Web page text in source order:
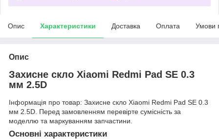
Опис Характеристики Доставка Оплата Умови
Опис
Захисне скло Xiaomi Redmi Pad SE 0.3
мм 2.5D
Інформація про товар: Захисне скло Xiaomi Redmi Pad SE 0.3
мм 2.5D. Перед замовленням перевірте сумісність за
моделлю та маркуванням запчастини.
Основні характеристики